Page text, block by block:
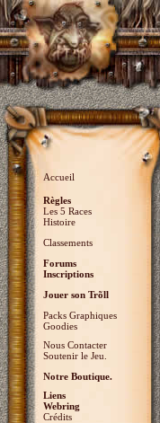
Accueil
Règles
Les 5 Races
Histoire
Classements
Forums
Inscriptions
Jouer son Trõll
Packs Graphiques
Goodies
Nous Contacter
Soutenir le Jeu.
Notre Boutique.
Liens
Webring
Crédits